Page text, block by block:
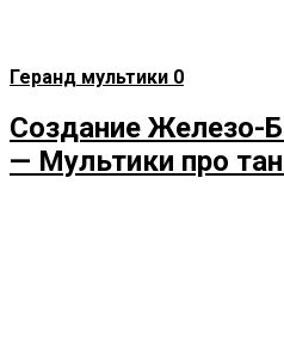
Геранд мультики 0
Создание Железо-
— Мультики про